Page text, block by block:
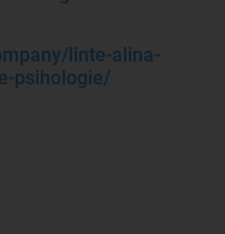
linte-alina-
psihologie/